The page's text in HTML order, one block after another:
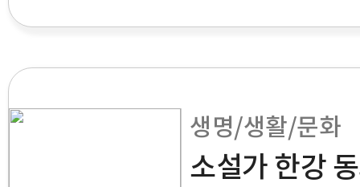
생명/생활/문화
소설가 한강